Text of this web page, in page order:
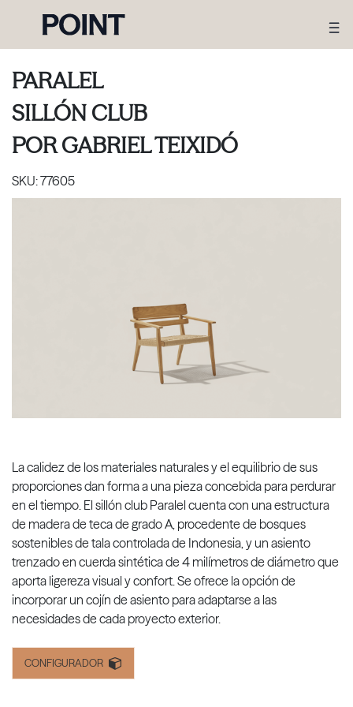
PARALEL
SILLÓN CLUB
PORGABRIEL TEIXIDÓ
SKU:77605
La calidez de los materiales naturales y el equilibrio de sus
proporciones dan forma a una pieza concebida para perdurar
en el tiempo. El sillón club Paralel cuenta con una estructura
de madera de teca de grado A, procedente de bosques
sostenibles de tala controlada de Indonesia, y un asiento
trenzado en cuerda sintética de 4 milímetros de diámetro que
aporta ligereza visual y confort. Se ofrece la opción de
incorporar un cojín de asiento para adaptarse a las
necesidades de cada proyecto exterior.
CONFIGURADOR